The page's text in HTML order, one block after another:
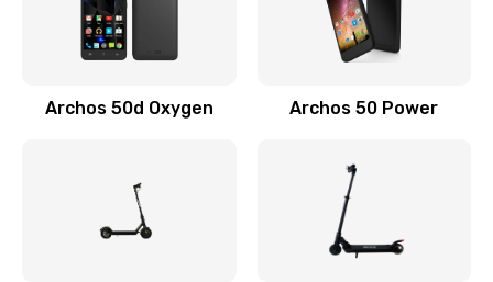
Archos 50d Oxygen Archos 50 Power